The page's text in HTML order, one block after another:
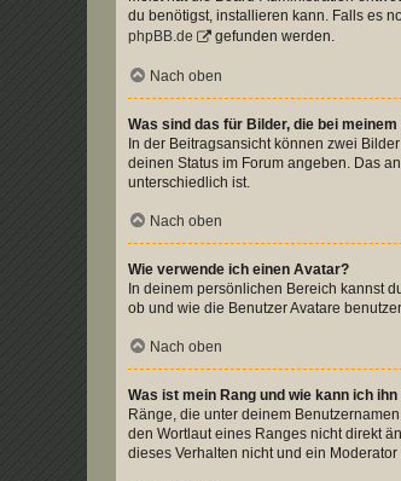
du benötigst, installieren kann. Falls es
phpBB.de
gefunden werden.
Nach oben
Was sind das für Bilder, die bei
In der Beitragsansicht können zwei
deinen Status im Forum angeben. Das
unterschiedlich ist.
Nach oben
Wie verwende ich einen Avatar?
In deinem persönlichen Bereich kannst
ob und wie die Benutzer Avatare
Nach oben
Was ist mein Rang und wie kann ich
Ränge, die unter deinem
den Wortlaut eines Ranges nicht direkt
dieses Verhalten nicht und ein